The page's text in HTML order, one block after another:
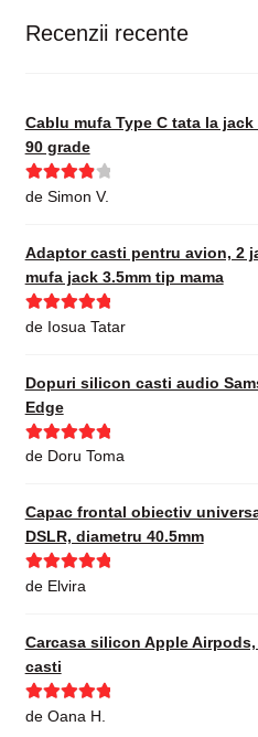
Recenzii recente
Cablu mufa Type C tata la
90 grade
Evaluat la
de Simon V.
Adaptor casti pentru avion, 2
mufa jack 3.5mm tip mama
Evaluat la5
de Iosua Tatar
Dopuri silicon casti audio
Edge
Evaluat la5
de Doru Toma
Capac frontal obiectiv
DSLR, diametru 40.5mm
Evaluat la
de Elvira
Carcasa silicon Apple
casti
Evaluat la5
de Oana H.